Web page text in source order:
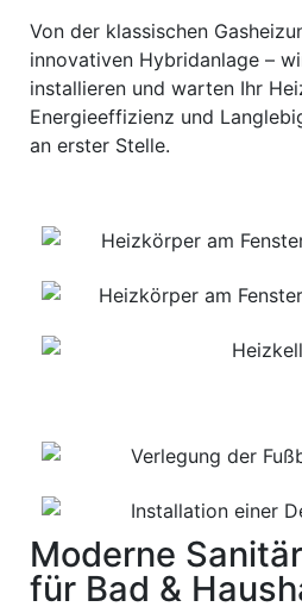
Von der klassischen
innovativen Hybridanlage –
installieren und warten Ihr
Energieeffizienz und
an erster Stelle.
Moderne
für Bad &